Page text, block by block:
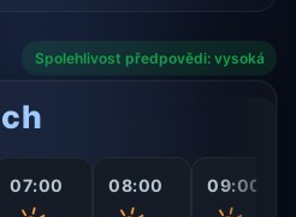
Spolehlivost předpovědi: vysoká
07:00 08:00 09:00